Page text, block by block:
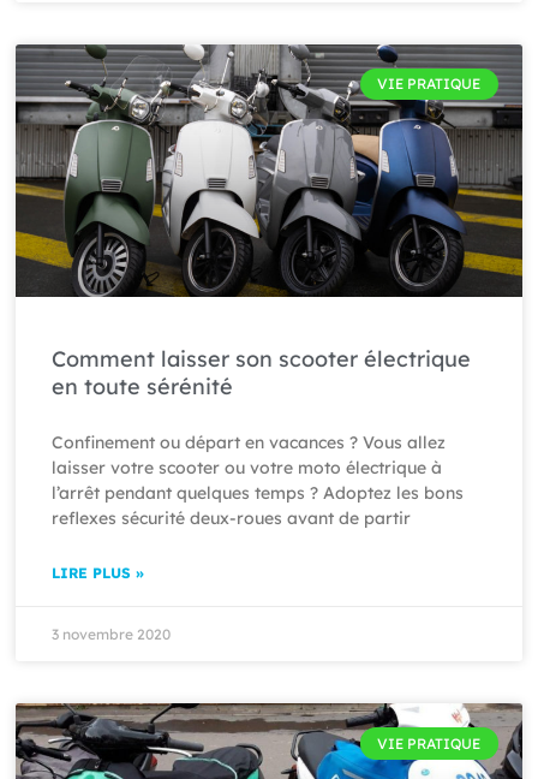
VIE PRATIQUE
Comment laisser son scooter électrique
en toute sérénité
Confinement ou départ en vacances ? Vous allez
laisser votre scooter ou votre moto électrique à
l’arrêt pendant quelques temps ? Adoptez les bons
reflexes sécurité deux-roues avant de partir
LIRE PLUS »
3 novembre 2020
VIE PRATIQUE